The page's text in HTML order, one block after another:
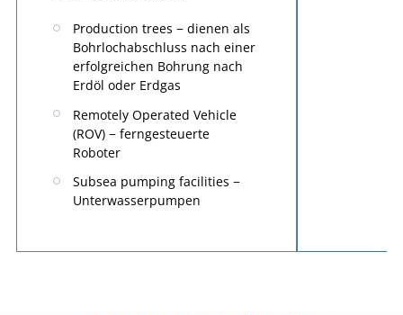
Production trees − dienen als
Bohrlochabschluss nach einer
erfolgreichen Bohrung nach
Erdöl oder Erdgas
Remotely Operated Vehicle
(ROV) − ferngesteuerte
Roboter
Subsea pumping facilities −
Unterwasserpumpen